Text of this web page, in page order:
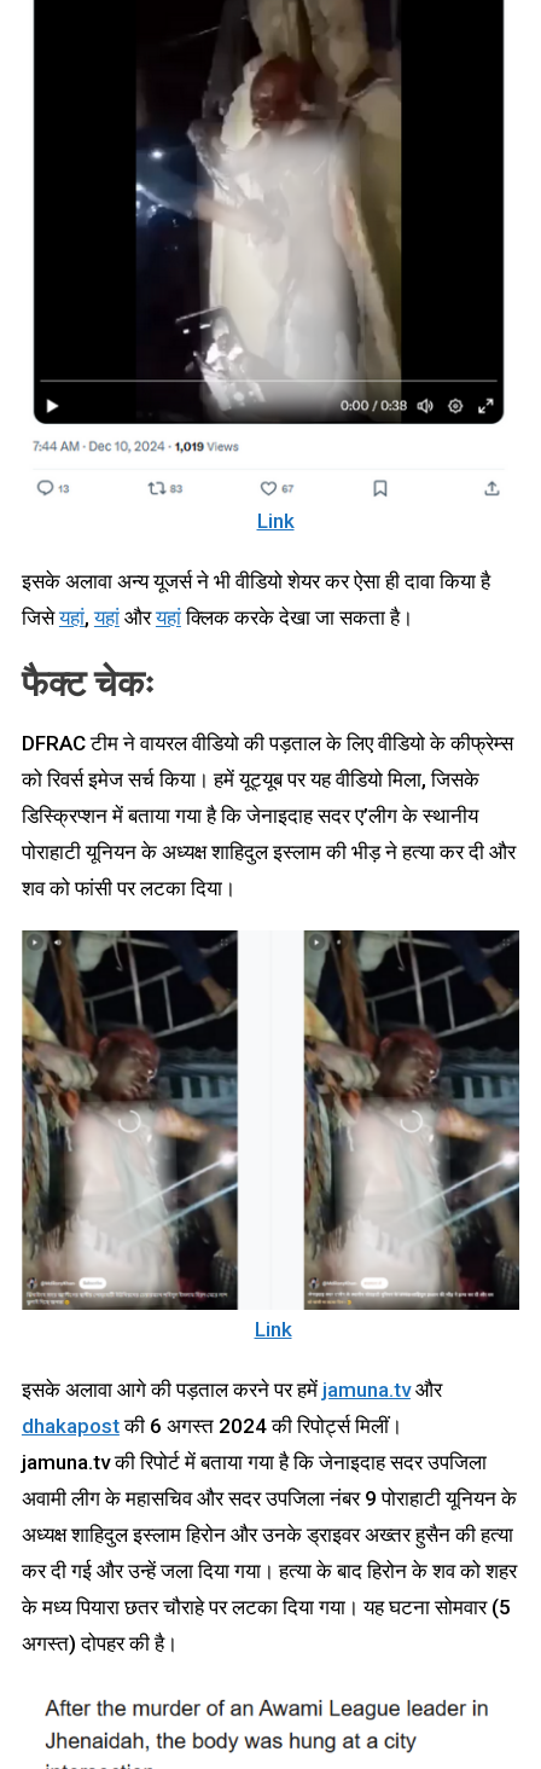
Link
इसके अलावा अन्य यूजर्स ने भी वीडियो शेयर कर ऐसा ही दावा किया है
जिसेयहां,यहांऔरयहांक्लिक करके देखा जा सकता है।
फैक्ट चेकः
DFRAC टीम ने वायरल वीडियो की पड़ताल के लिए वीडियो के कीफ्रेम्स
को रिवर्स इमेज सर्च किया। हमें यूट्यूब पर यह वीडियो मिला, जिसके
डिस्क्रिप्शन में बताया गया है कि जेनाइदाह सदर ए’लीग के स्थानीय
पोराहाटी यूनियन के अध्यक्ष शाहिदुल इस्लाम की भीड़ ने हत्या कर दी और
शव को फांसी पर लटका दिया।
Link
इसके अलावा आगे की पड़ताल करने पर हमें jamuna.tvऔर
dhakapostकी 6 अगस्त 2024 की रिपोर्ट्स मिलीं।
jamuna.tv की रिपोर्ट में बताया गया है कि जेनाइदाह सदर उपजिला
अवामी लीग के महासचिव और सदर उपजिला नंबर 9 पोराहाटी यूनियन के
अध्यक्ष शाहिदुल इस्लाम हिरोन और उनके ड्राइवर अख्तर हुसैन की हत्या
कर दी गई और उन्हें जला दिया गया। हत्या के बाद हिरोन के शव को शहर
के मध्य पियारा छतर चौराहे पर लटका दिया गया। यह घटना सोमवार (5
अगस्त) दोपहर की है।